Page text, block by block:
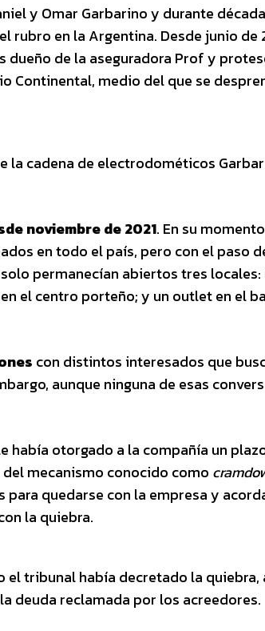
y Omar Garbarino y durante
rubro en la Argentina. Desde junio de
de la aseguradora Prof y
Continental, medio del que se
la cadena de electrodométicos
noviembre de 2021. En su
en todo el país, pero con el paso
permanecían abiertos tres locales:
el centro porteño; y un outlet en el
con distintos interesados que
aunque ninguna de esas
había otorgado a la compañía un
mecanismo conocido como
quedarse con la empresa y
la quiebra.
tribunal había decretado la quiebra,
deuda reclamada por los acreedores.